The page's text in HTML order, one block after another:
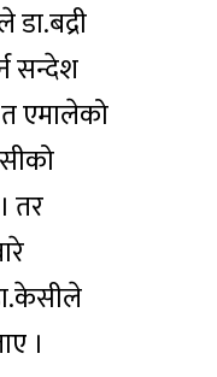
डा.बद्री
सन्देश
त एमालेको
तर
।